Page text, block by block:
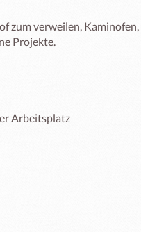
zum verweilen,
Projekte.
Arbeitsplatz